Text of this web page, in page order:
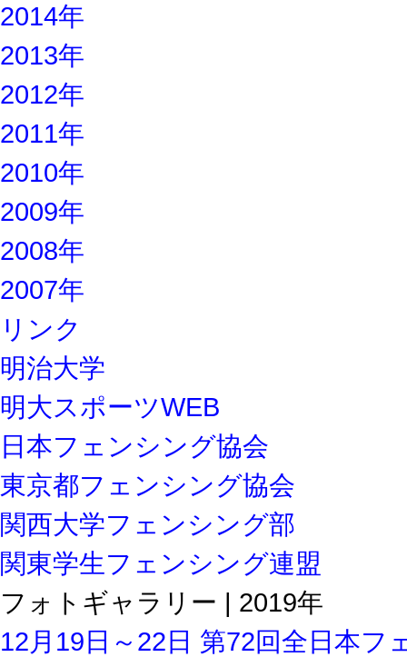
2014年
2013年
2012年
2011年
2010年
2009年
2008年
2007年
リンク
明治大学
明大スポーツWEB
日本フェンシング協会
東京都フェンシング協会
関西大学フェンシング部
関東学生フェンシング連盟
フォトギャラリー | 2019年
12月19日～22日 第72回全日本フ